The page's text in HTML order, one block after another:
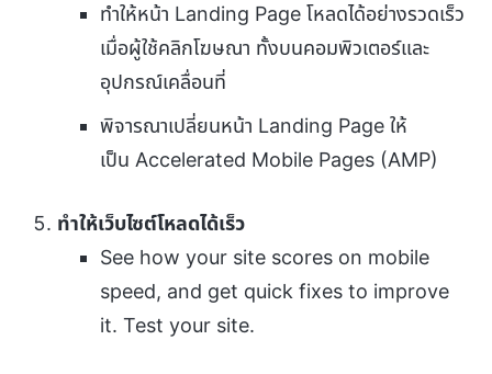
ทำให้หน้า Landing Page โหลดได้อย่างรวดเร็ว
เมื่อผู้ใช้คลิกโฆษณา ทั้งบนคอมพิวเตอร์และ
อุปกรณ์เคลื่อนที่
พิจารณาเปลี่ยนหน้า Landing Page ให้
เป็น Accelerated Mobile Pages (AMP)
ทำให้เว็บไซต์โหลดได้เร็ว
See how your site scores on mobile
speed, and get quick fixes to improve
it. Test your site.